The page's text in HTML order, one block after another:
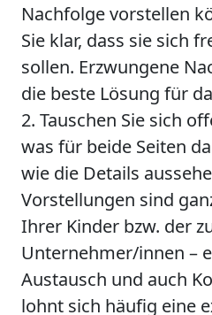
Nachfolge vorstellen
Sie klar, dass sie sich
sollen. Erzwungene
die beste Lösung für
2. Tauschen Sie sich
was für beide Seiten
wie die Details
Vorstellungen sind
Ihrer Kinder bzw. der
Unternehmer/innen –
Austausch und auch
lohnt sich häufig eine